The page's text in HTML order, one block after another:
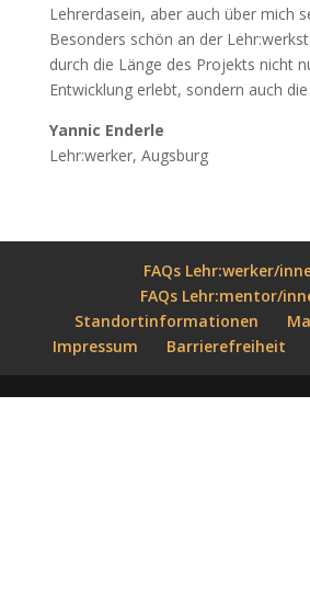
Lehrerdasein, aber auch über mich
Besonders schön an der
durch die Länge des Projekts nicht
Entwicklung erlebt, sondern auch
Yannic Enderle
Lehr:werker, Augsburg
FAQs Lehr:werker/
FAQs Lehr:mentor/
Standortinformationen
Impressum
Barrierefreiheit